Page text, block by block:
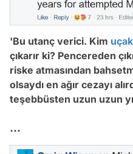
'Bu utanç verici. Kim uçak
çıkarır ki? Pencereden
riske atmasından
olsaydı en ağır cezayı
teşebbüsten uzun uzun
...